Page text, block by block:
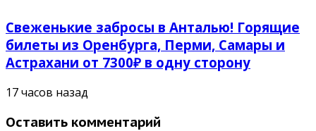
Свеженькие забросы в Анталью! Горящие
билеты из Оренбурга, Перми, Самары и
Астрахани от 7300₽ в одну сторону
17 часов назад
Оставить комментарий